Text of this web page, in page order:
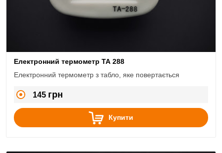
Електронний термометр TA 288
Електронний термометр з табло, яке повертається
145 грн
Купити